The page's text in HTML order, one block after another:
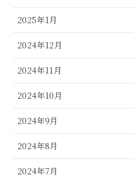
2025年1月
2024年12月
2024年11月
2024年10月
2024年9月
2024年8月
2024年7月